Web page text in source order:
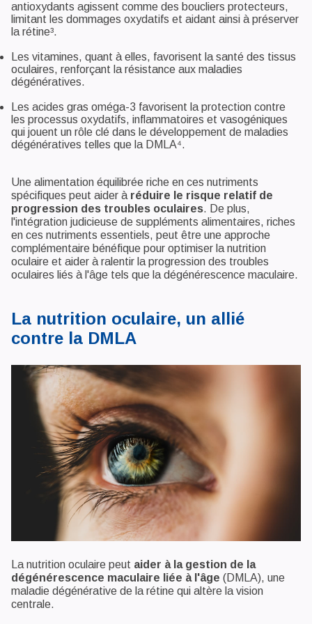
antioxydants agissent comme des boucliers protecteurs,
limitant les dommages oxydatifs et aidant ainsi à préserver
la rétine³.
Les vitamines, quant à elles, favorisent la santé des tissus
oculaires, renforçant la résistance aux maladies
dégénératives.
Les acides gras oméga-3 favorisent la protection contre
les processus oxydatifs, inflammatoires et vasogéniques
qui jouent un rôle clé dans le développement de maladies
dégénératives telles que la DMLA⁴.
Une alimentation équilibrée riche en ces nutriments
spécifiques peut aider à réduire le risque relatif de
progression des troubles oculaires. De plus,
l'intégration judicieuse de suppléments alimentaires, riches
en ces nutriments essentiels, peut être une approche
complémentaire bénéfique pour optimiser la nutrition
oculaire et aider à ralentir la progression des troubles
oculaires liés à l'âge tels que la dégénérescence maculaire.
La nutrition oculaire, un allié
contre la DMLA
La nutrition oculaire peut aider à la gestion de la
dégénérescence maculaire liée à l'âge (DMLA), une
maladie dégénérative de la rétine qui altère la vision
centrale.